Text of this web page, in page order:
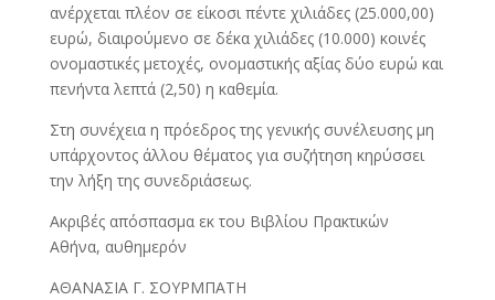
ανέρχεται πλέον σε είκοσι πέντε χιλιάδες (25.000,00)
ευρώ, διαιρούμενο σε δέκα χιλιάδες (10.000) κοινές
ονομαστικές μετοχές, ονομαστικής αξίας δύο ευρώ και
πενήντα λεπτά (2,50) η καθεμία.
Στη συνέχεια η πρόεδρος της γενικής συνέλευσης μη
υπάρχοντος άλλου θέματος για συζήτηση κηρύσσει
την λήξη της συνεδριάσεως.
Ακριβές απόσπασμα εκ του Βιβλίου Πρακτικών
Αθήνα, αυθημερόν
ΑΘΑΝΑΣΙΑ Γ. ΣΟΥΡΜΠΑΤΗ